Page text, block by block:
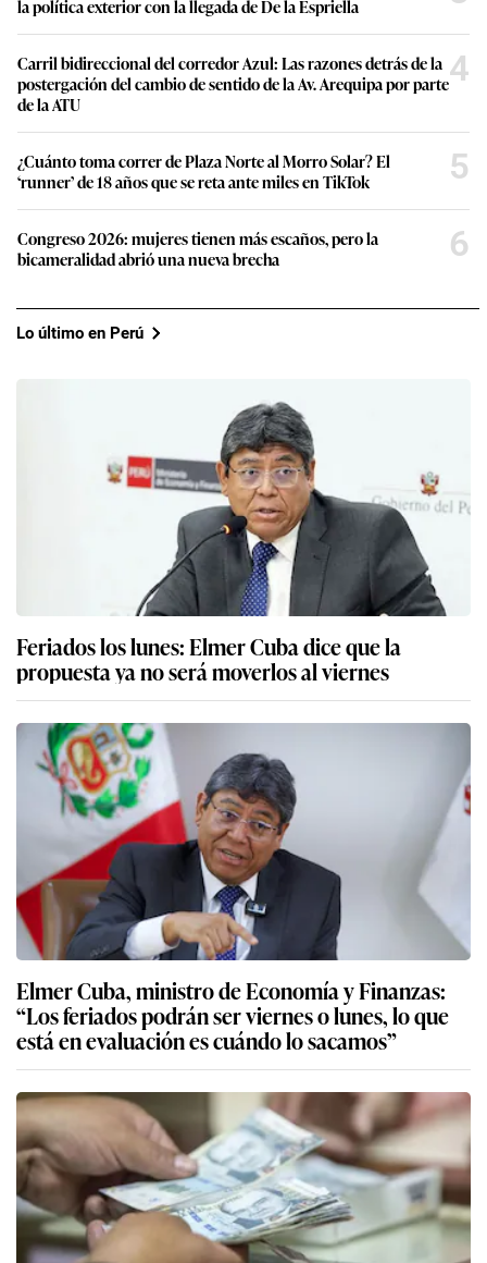
la política exterior con la llegada de De la Espriella
Carril bidireccional del corredor Azul: Las razones detrás de la
postergación del cambio de sentido de la Av. Arequipa por parte
de la ATU
4
¿Cuánto toma correr de Plaza Norte al Morro Solar? El
‘runner’ de 18 años que se reta ante miles en TikTok
5
Congreso 2026: mujeres tienen más escaños, pero la
bicameralidad abrió una nueva brecha
6
Lo último en Perú
Feriados los lunes: Elmer Cuba dice que la
propuesta ya no será moverlos al viernes
Elmer Cuba, ministro de Economía y Finanzas:
“Los feriados podrán ser viernes o lunes, lo que
está en evaluación es cuándo lo sacamos”